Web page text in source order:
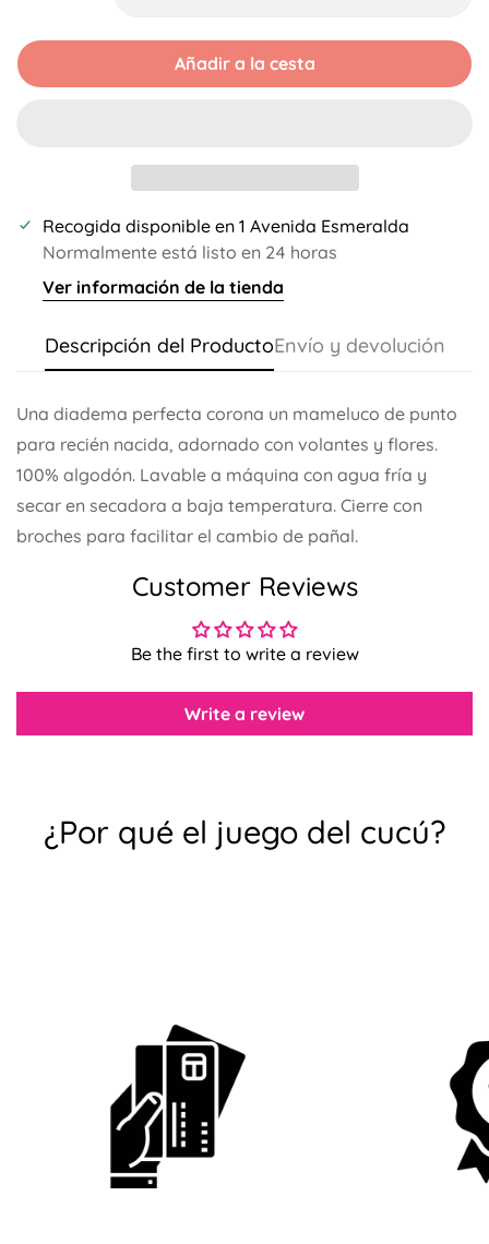
Añadir a la cesta
Recogida disponible en 1 Avenida Esmeralda
Normalmente está listo en 24 horas
Ver información de la tienda
Descripción del ProductoEnvío y devolución
Una diadema perfecta corona un mameluco de punto
para recién nacida, adornado con volantes y flores.
100% algodón. Lavable a máquina con agua fría y
secar en secadora a baja temperatura. Cierre con
broches para facilitar el cambio de pañal.
Customer Reviews
Be the first to write a review
Write a review
¿Por qué el juego del cucú?
Confirma tu edad
¿Tienes 18 años o más?